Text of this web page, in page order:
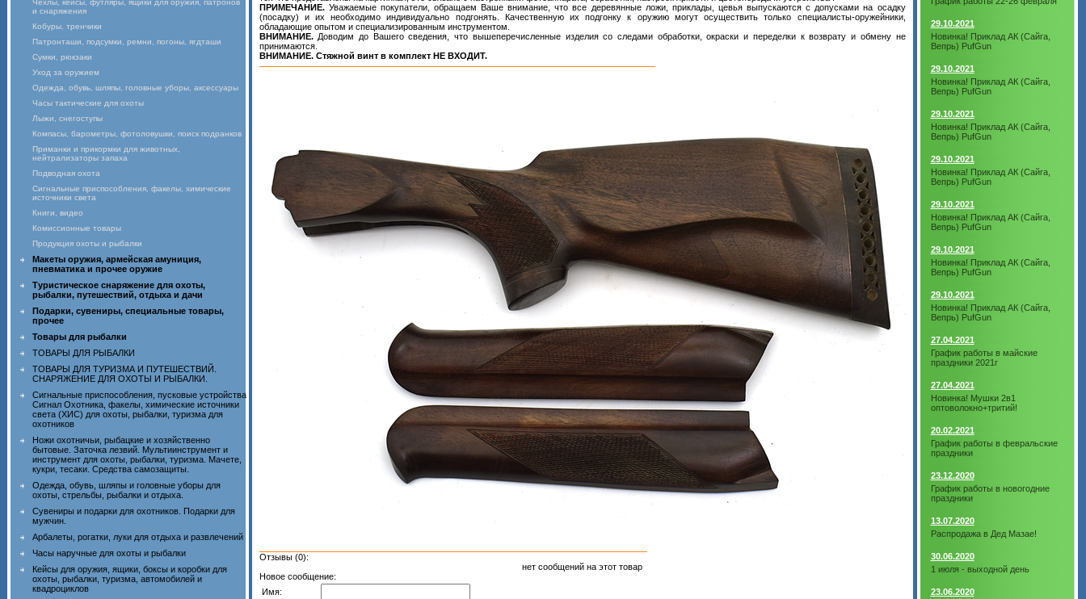
Чехлы, кейсы, футляры, ящики для оружия, патронов
и снаряжения
Кобуры, тренчики
Патронташи, подсумки, ремни, погоны, ягдташи
Сумки, рюкзаки
Уход за оружием
Одежда, обувь, шляпы, головные уборы, аксессуары
Часы тактические для охоты
Лыжи, снегоступы
Компасы, барометры, фотоловушки, поиск подранков
Приманки и прикормки для животных,
нейтрализаторы запаха
Подводная охота
Сигнальные приспособления, факелы, химические
источники света
Книги, видео
Комиссионные товары
Продукция охоты и рыбалки
Макеты оружия, армейская амуниция,
пневматика и прочее оружие
Туристическое снаряжение для охоты,
рыбалки, путешествий, отдыха и дачи
Подарки, сувениры, специальные товары,
прочее
Товары для рыбалки
ТОВАРЫ ДЛЯ РЫБАЛКИ
ТОВАРЫ ДЛЯ ТУРИЗМА И ПУТЕШЕСТВИЙ.
СНАРЯЖЕНИЕ ДЛЯ ОХОТЫ И РЫБАЛКИ.
Сигнальные приспособления, пусковые устройства
Сигнал Охотника, факелы, химические источники
света (ХИС) для охоты, рыбалки, туризма для
охотников
Ножи охотничьи, рыбацкие и хозяйственно
бытовые. Заточка лезвий. Мультиинструмент и
инструмент для охоты, рыбалки, туризма. Мачете,
кукри, тесаки. Средства самозащиты.
Одежда, обувь, шляпы и головные уборы для
охоты, стрельбы, рыбалки и отдыха.
Сувениры и подарки для охотников. Подарки для
мужчин.
Арбалеты, рогатки, луки для отдыха и развлечений
Часы наручные для охоты и рыбалки
Кейсы для оружия, ящики, боксы и коробки для
охоты, рыбалки, туризма, автомобилей и
квадроциклов
ПРИМЕЧАНИЕ.Уважаемые покупатели, обращаем Ваше внимание, что все деревянные ложи, приклады, цевья выпускаются с допусками на осадку
(посадку) и их необходимо индивидуально подгонять. Качественную их подгонку к оружию могут осуществить только специалисты-оружейники,
обладающие опытом и специализированным инструментом.
ВНИМАНИЕ.Доводим до Вашего сведения, что вышеперечисленные изделия со следами обработки, окраски и переделки к возврату и обмену не
принимаются.
ВНИМАНИЕ. Стяжной винт в комплект НЕ ВХОДИТ.
Отзывы (0):
нет сообщений на этот товар
Новое сообщение:
Имя:
29.10.2021
Новинка! Приклад АК (Сайга,
Вепрь) PufGun
29.10.2021
Новинка! Приклад АК (Сайга,
Вепрь) PufGun
29.10.2021
Новинка! Приклад АК (Сайга,
Вепрь) PufGun
29.10.2021
Новинка! Приклад АК (Сайга,
Вепрь) PufGun
29.10.2021
Новинка! Приклад АК (Сайга,
Вепрь) PufGun
29.10.2021
Новинка! Приклад АК (Сайга,
Вепрь) PufGun
29.10.2021
Новинка! Приклад АК (Сайга,
Вепрь) PufGun
27.04.2021
График работы в майские
праздники 2021г
27.04.2021
Новинка! Мушки 2в1
оптоволокно+тритий!
20.02.2021
График работы в февральские
праздники
23.12.2020
График работы в новогодние
праздники
13.07.2020
Распродажа в Дед Мазае!
30.06.2020
1 июля - выходной день
23.06.2020